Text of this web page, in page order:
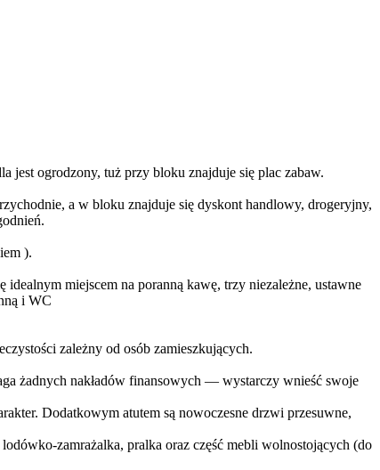
jest ogrodzony, tuż przy bloku znajduje się plac zabaw.
a w bloku znajduje się dyskont handlowy, drogeryjny,
).
idealnym miejscem na poranną kawę, trzy niezależne, ustawne
i WC
zależny od osób zamieszkujących.
żadnych nakładów finansowych — wystarczy wnieść swoje
Dodatkowym atutem są nowoczesne drzwi przesuwne,
zamrażalka, pralka oraz część mebli wolnostojących (do